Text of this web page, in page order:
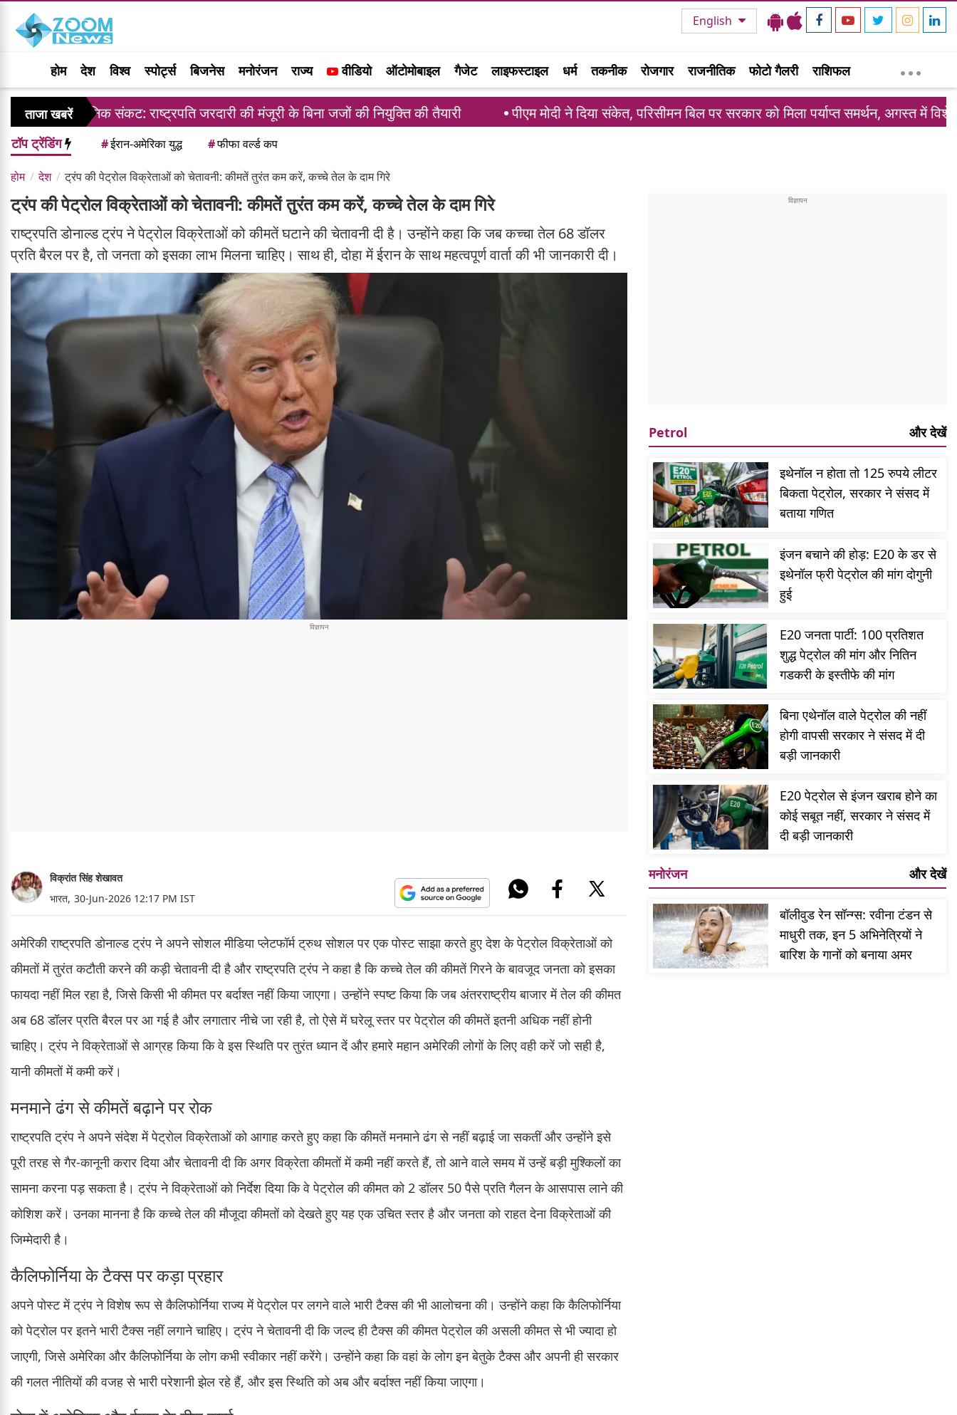
English
होम देश विश्व स्पोर्ट्स बिजनेस मनोरंजन राज्य वीडियो ऑटोमोबाइल गैजेट लाइफस्टाइल धर्म तकनीक रोजगार राजनीतिक फोटो गैलरी राशिफल
ताजा खबरें
संकट: राष्ट्रपति जरदारी की मंजूरी के बिना जजों की नियुक्ति की तैयारी पीएम मोदी ने दिया संकेत, परिसीमन बिल पर सरकार को मिला पर्याप्त समर्थन, अगस्त में विशेष सत्र संभव
टॉप ट्रेंडिंग #ईरान-अमेरिका युद्ध #फीफा वर्ल्ड कप
होम देश ट्रंप की पेट्रोल विक्रेताओं को चेतावनी: कीमतें तुरंत कम करें, कच्चे तेल के दाम गिरे
ट्रंप की पेट्रोल विक्रेताओं को चेतावनी: कीमतें तुरंत कम करें, कच्चे तेल के दाम गिरे
राष्ट्रपति डोनाल्ड ट्रंप ने पेट्रोल विक्रेताओं को कीमतें घटाने की चेतावनी दी है। उन्होंने कहा कि जब कच्चा तेल 68 डॉलर
प्रति बैरल पर है, तो जनता को इसका लाभ मिलना चाहिए। साथ ही, दोहा में ईरान के साथ महत्वपूर्ण वार्ता की भी जानकारी दी।
विक्रांत सिंह शेखावत
भारत, 30-Jun-2026 12:17 PM IST
अमेरिकी राष्ट्रपति डोनाल्ड ट्रंप ने अपने सोशल मीडिया प्लेटफॉर्म ट्रुथ सोशल पर एक पोस्ट साझा करते हुए देश के पेट्रोल विक्रेताओं को
कीमतों में तुरंत कटौती करने की कड़ी चेतावनी दी है और राष्ट्रपति ट्रंप ने कहा है कि कच्चे तेल की कीमतें गिरने के बावजूद जनता को इसका
फायदा नहीं मिल रहा है, जिसे किसी भी कीमत पर बर्दाश्त नहीं किया जाएगा। उन्होंने स्पष्ट किया कि जब अंतरराष्ट्रीय बाजार में तेल की कीमत
अब 68 डॉलर प्रति बैरल पर आ गई है और लगातार नीचे जा रही है, तो ऐसे में घरेलू स्तर पर पेट्रोल की कीमतें इतनी अधिक नहीं होनी
चाहिए। ट्रंप ने विक्रेताओं से आग्रह किया कि वे इस स्थिति पर तुरंत ध्यान दें और हमारे महान अमेरिकी लोगों के लिए वही करें जो सही है,
यानी कीमतों में कमी करें।
मनमाने ढंग से कीमतें बढ़ाने पर रोक
राष्ट्रपति ट्रंप ने अपने संदेश में पेट्रोल विक्रेताओं को आगाह करते हुए कहा कि कीमतें मनमाने ढंग से नहीं बढ़ाई जा सकतीं और उन्होंने इसे
पूरी तरह से गैर-कानूनी करार दिया और चेतावनी दी कि अगर विक्रेता कीमतों में कमी नहीं करते हैं, तो आने वाले समय में उन्हें बड़ी मुश्किलों का
सामना करना पड़ सकता है। ट्रंप ने विक्रेताओं को निर्देश दिया कि वे पेट्रोल की कीमत को 2 डॉलर 50 पैसे प्रति गैलन के आसपास लाने की
कोशिश करें। उनका मानना है कि कच्चे तेल की मौजूदा कीमतों को देखते हुए यह एक उचित स्तर है और जनता को राहत देना विक्रेताओं की
जिम्मेदारी है।
कैलिफोर्निया के टैक्स पर कड़ा प्रहार
अपने पोस्ट में ट्रंप ने विशेष रूप से कैलिफोर्निया राज्य में पेट्रोल पर लगने वाले भारी टैक्स की भी आलोचना की। उन्होंने कहा कि कैलिफोर्निया
को पेट्रोल पर इतने भारी टैक्स नहीं लगाने चाहिए। ट्रंप ने चेतावनी दी कि जल्द ही टैक्स की कीमत पेट्रोल की असली कीमत से भी ज्यादा हो
जाएगी, जिसे अमेरिका और कैलिफोर्निया के लोग कभी स्वीकार नहीं करेंगे। उन्होंने कहा कि वहां के लोग इन बेतुके टैक्स और अपनी ही सरकार
की गलत नीतियों की वजह से भारी परेशानी झेल रहे हैं, और इस स्थिति को अब और बर्दाश्त नहीं किया जाएगा।
Petrol और देखें
इथेनॉल न होता तो 125 रुपये लीटर
बिकता पेट्रोल, सरकार ने संसद में
बताया गणित
इंजन बचाने की होड़: E20 के डर से
इथेनॉल फ्री पेट्रोल की मांग दोगुनी
हुई
E20 जनता पार्टी: 100 प्रतिशत
शुद्ध पेट्रोल की मांग और नितिन
गडकरी के इस्तीफे की मांग
बिना एथेनॉल वाले पेट्रोल की नहीं
होगी वापसी सरकार ने संसद में दी
बड़ी जानकारी
E20 पेट्रोल से इंजन खराब होने का
कोई सबूत नहीं, सरकार ने संसद में
दी बड़ी जानकारी
मनोरंजन और देखें
बॉलीवुड रेन सॉन्ग्स: रवीना टंडन से
माधुरी तक, इन 5 अभिनेत्रियों ने
बारिश के गानों को बनाया अमर